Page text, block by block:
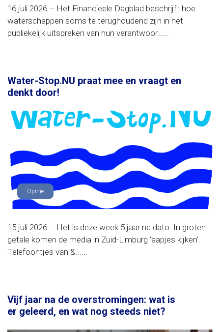
16 juli 2026 – Het Financieele Dagblad beschrijft hoe
waterschappen soms te terughoudend zijn in het
publiekelijk uitspreken van hun verantwoor......
Water-Stop.NU praat mee en vraagt en
denkt door!
Opinie
15 juli 2026 – Het is deze week 5 jaar na dato. In groten
getale komen de media in Zuid-Limburg ‘aapjes kijken’.
Telefoontjes van &......
Vijf jaar na de overstromingen: wat is
er geleerd, en wat nog steeds niet?